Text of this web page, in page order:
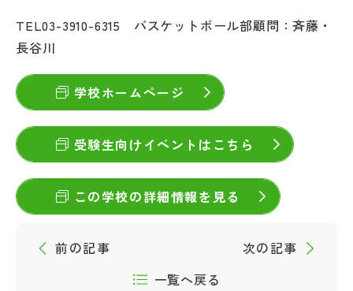
TEL03-3910-6315 バスケットボール部顧問：斉藤・
長谷川
学校ホームページ
受験生向けイベントはこちら
この学校の詳細情報を見る
前の記事
一覧へ戻る
次の記事